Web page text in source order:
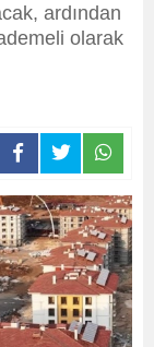
ardından
olarak